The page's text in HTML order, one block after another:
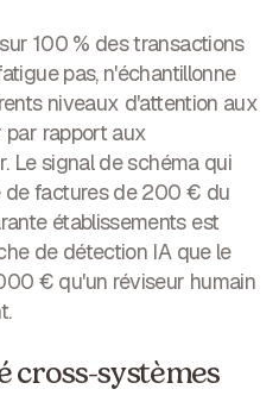
100 % des transactions
pas, n'échantillonne
niveaux d'attention aux
rapport aux
Le signal de schéma qui
de factures de 200 € du
établissements est
de détection IA que le
€ qu'un réviseur humain
cross-systèmes